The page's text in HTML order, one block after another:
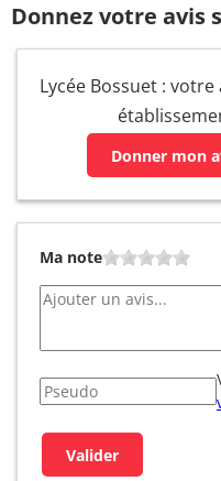
Donnez votre avis
Lycée Bossuet :
Donner mon
Ma note